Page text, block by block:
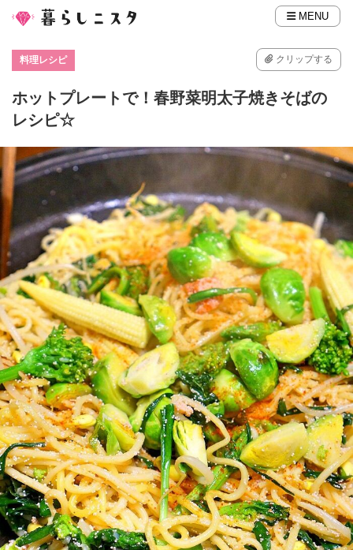
MENU
料理レシピ クリップする
ホットプレートで！春野菜明太子焼きそばの
レシピ☆